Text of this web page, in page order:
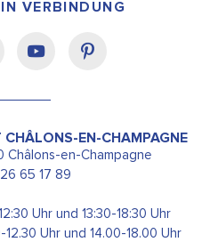
VERBINDUNG
CHÂLONS-EN-CHAMPAGNE
Châlons-en-Champagne
65 17 89
Uhr und 13:30-18:30 Uhr
Uhr und 14.00-18.00 Uhr